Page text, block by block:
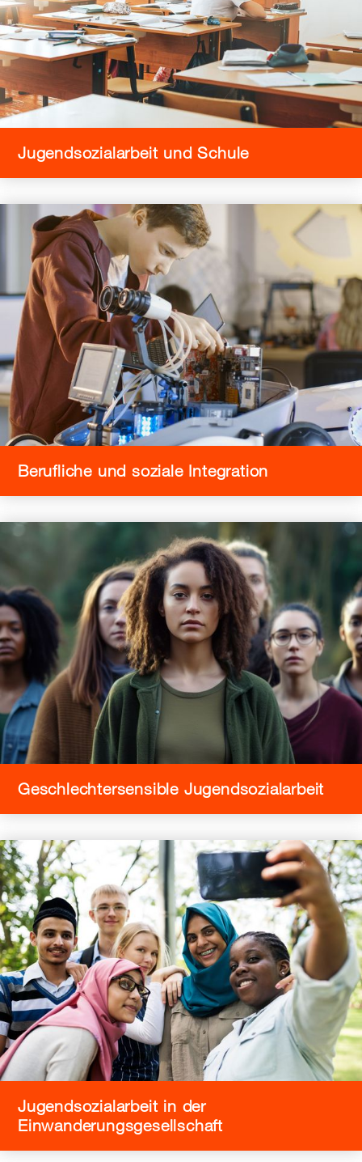
Jugendsozialarbeit und Schule
Berufliche und soziale Integration
Geschlechtersensible Jugendsozialarbeit
Jugendsozialarbeit in der
Einwanderungsgesellschaft